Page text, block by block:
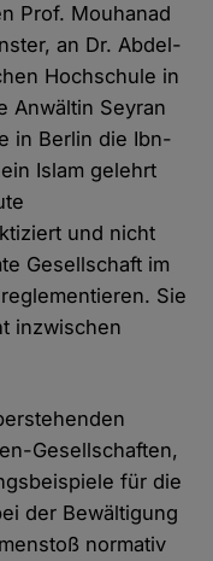
Prof. Mouhanad
an Dr. Abdel-
Hochschule in
Anwältin Seyran
in Berlin die Ibn-
Islam gelehrt
und nicht
Gesellschaft im
Sie
inzwischen
Gesellschaften,
für die
der Bewältigung
normativ